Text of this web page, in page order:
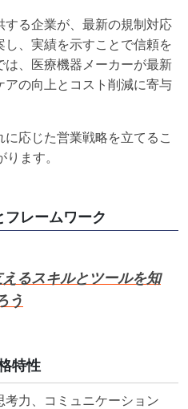
る企業が、最新の規制対応
、実績を示すことで信頼を
、医療機器メーカーが最新
の向上とコスト削減に寄与
応じた営業戦略を立てるこ
ます。
フレームワーク
るスキルとツールを知
う
特性
考力、コミュニケーション